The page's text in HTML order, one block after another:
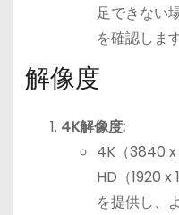
足できない
を確認します
解像度
4K解像度:
4K（3840 x
HD（1920
を提供し、